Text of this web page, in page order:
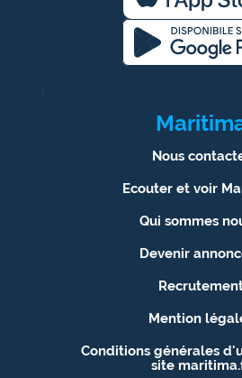
1
Nous
Ecouter et voir
Qui sommes
Devenir
Mention
Conditions générales
site